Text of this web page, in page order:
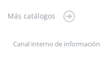
Más catálogos
Canal interno de información